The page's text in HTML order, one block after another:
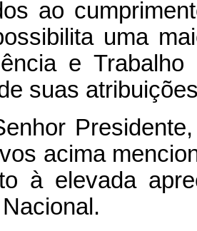
ao
uma
e
suas
acima
à elevada